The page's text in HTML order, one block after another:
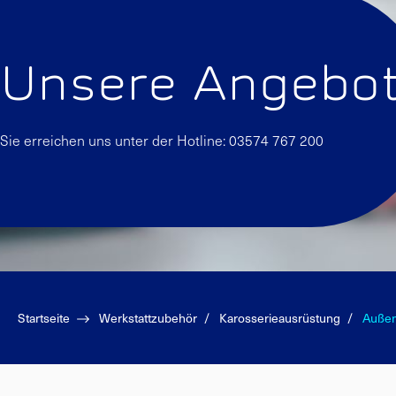
LACKIERAUSRÜSTUNG
Poliermaschinen
Schleifmittel
E-
HV-
Unsere
Sie erreichen uns unter der Hotline: 03574 767 200
Startseite Werkstattzubehör Karosserieausrüstung